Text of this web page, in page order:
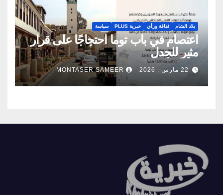
بلاد الشام ثقافة ورأي خبرية PLUS سياسة
اعتصام في باب توما احتجاجًا على قرار
مثير للجدل
22 مارس , 2026 MONTASER SAMEER